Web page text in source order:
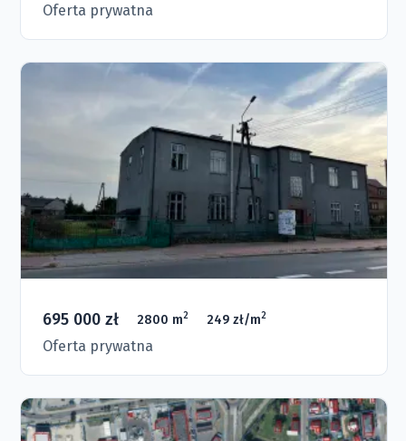
Oferta prywatna
695 000 zł 2800 m2 249 zł/m2
Oferta prywatna